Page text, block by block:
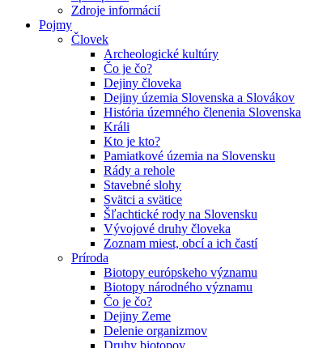
Zdroje informácií
Pojmy
Človek
Archeologické kultúry
Čo je čo?
Dejiny človeka
Dejiny územia Slovenska a Slovákov
História územného členenia Slovenska
Králi
Kto je kto?
Pamiatkové územia na Slovensku
Rády a rehole
Stavebné slohy
Svätci a svätice
Šľachtické rody na Slovensku
Vývojové druhy človeka
Zoznam miest, obcí a ich častí
Príroda
Biotopy európskeho významu
Biotopy národného významu
Čo je čo?
Dejiny Zeme
Delenie organizmov
Druhy biotopov